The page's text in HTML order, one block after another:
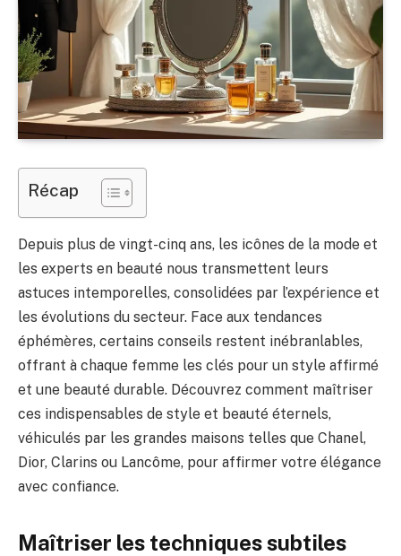
Récap
Depuis plus de vingt-cinq ans, les icônes de la mode et
les experts en beauté nous transmettent leurs
astuces intemporelles, consolidées par l’expérience et
les évolutions du secteur. Face aux tendances
éphémères, certains conseils restent inébranlables,
offrant à chaque femme les clés pour un style affirmé
et une beauté durable. Découvrez comment maîtriser
ces indispensables de style et beauté éternels,
véhiculés par les grandes maisons telles que Chanel,
Dior, Clarins ou Lancôme, pour affirmer votre élégance
avec confiance.
Maîtriser les techniques subtiles